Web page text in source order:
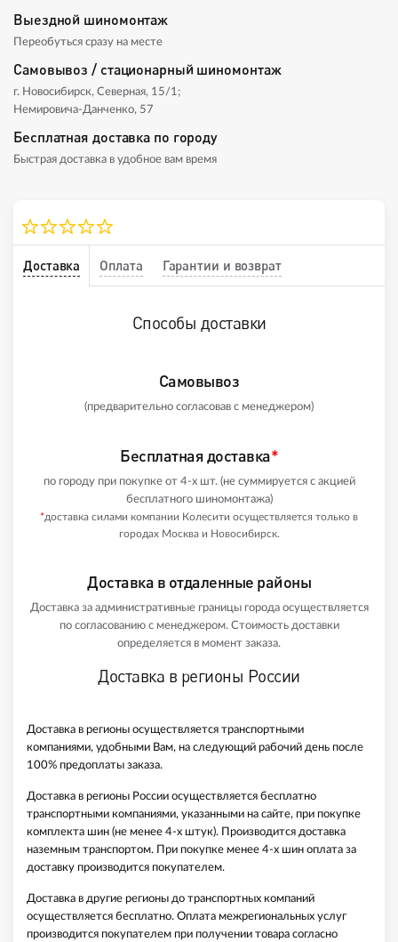
Выездной шиномонтаж
Переобуться сразу на месте
Самовывоз / стационарный шиномонтаж
г. Новосибирск, Северная, 15/1;
Немировича-Данченко, 57
Бесплатная доставка по городу
Быстрая доставка в удобное вам время
Доставка Оплата Гарантии и возврат
Способы доставки
Самовывоз
(предварительно согласовав с менеджером)
Бесплатная доставка*
по городу при покупке от 4-х шт. (не суммируется с акцией
бесплатного шиномонтажа)
*доставка силами компании Колесити осуществляется только в
городах Москва и Новосибирск.
Доставка в отдаленные районы
Доставка за административные границы города осуществляется
по согласованию с менеджером. Стоимость доставки
определяется в момент заказа.
Доставка в регионы России
Доставка в регионы осуществляется транспортными
компаниями, удобными Вам, на следующий рабочий день после
100% предоплаты заказа.
Доставка в регионы России осуществляется бесплатно
транспортными компаниями, указанными на сайте, при покупке
комплекта шин (не менее 4-х штук). Производится доставка
наземным транспортом. При покупке менее 4-х шин оплата за
доставку производится покупателем.
Доставка в другие регионы до транспортных компаний
осуществляется бесплатно. Оплата межрегиональных услуг
производится покупателем при получении товара согласно